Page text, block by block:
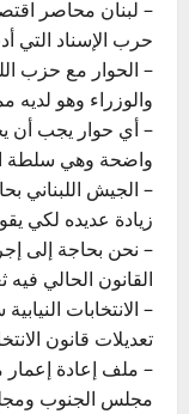
– لبنان محاصر
حرب الإسناد التي
– الحوار مع حزب
والوزراء وهو
– أي حوار يجب أن
واضحة وهي سلطة
– الجيش اللبناني
زيادة عديده لكي
– نحن بحاجة إلى
القانون الحالي فيه
– الانتخابات
تعديلات قانون
– ملف إعادة إعمار
مجلس الجنوب